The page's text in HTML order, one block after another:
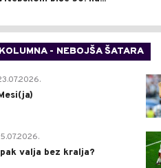
KOLUMNA - NEBOJŠA ŠATARA
valja bez kralja?